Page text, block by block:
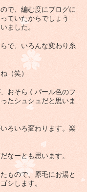
で、編む度にブログに
ていたからでしょう
ました。
で、いろんな変わり糸
（笑）
おそらくパール色のフ
たシュシュだと思いま
ろいろ変わります。楽
なーとも思います。
もので、原毛にお湯と
シします。